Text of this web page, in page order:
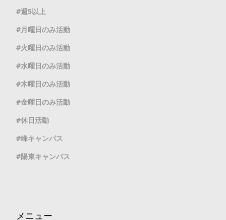
週5以上
月曜日のみ活動
火曜日のみ活動
水曜日のみ活動
木曜日のみ活動
金曜日のみ活動
休日活動
峰キャンパス
陽東キャンパス
メニュー